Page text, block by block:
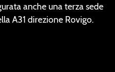
anche una terza sede
A31 direzione Rovigo.